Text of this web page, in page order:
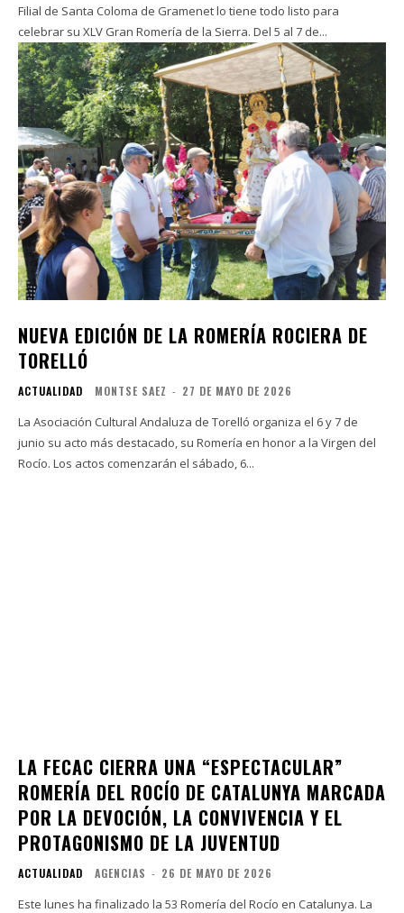
Filial de Santa Coloma de Gramenet lo tiene todo listo para
celebrar su XLV Gran Romería de la Sierra. Del 5 al 7 de...
NUEVA EDICIÓN DE LA ROMERÍA ROCIERA DE
TORELLÓ
ACTUALIDAD MONTSE SAEZ - 27 DE MAYO DE 2026
La Asociación Cultural Andaluza de Torelló organiza el 6 y 7 de
junio su acto más destacado, su Romería en honor a la Virgen del
Rocío. Los actos comenzarán el sábado, 6...
LA FECAC CIERRA UNA “ESPECTACULAR”
ROMERÍA DEL ROCÍO DE CATALUNYA MARCADA
POR LA DEVOCIÓN, LA CONVIVENCIA Y EL
PROTAGONISMO DE LA JUVENTUD
ACTUALIDAD AGENCIAS - 26 DE MAYO DE 2026
Este lunes ha finalizado la 53 Romería del Rocío en Catalunya. La